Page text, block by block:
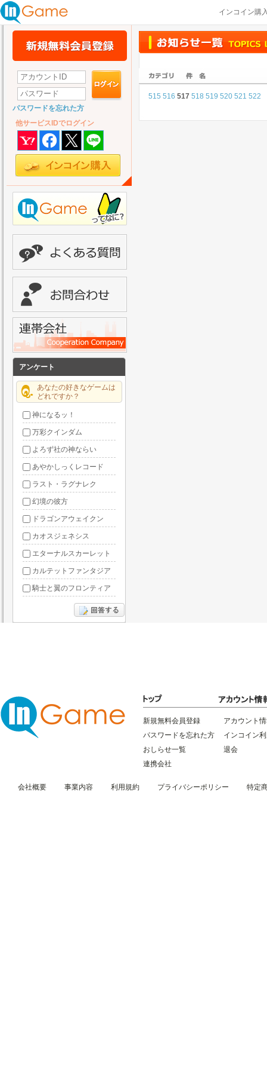
インコイン購
パスワードを忘れた方
他サービスIDでログイン
アンケート
あなたの好きなゲームは
どれですか？
神になるッ！
万彩クインダム
よろず社の神ならい
あやかしっくレコード
ラスト・ラグナレク
幻境の彼方
ドラゴンアウェイクン
カオスジェネシス
エターナルスカーレット
カルテットファンタジア
騎士と翼のフロンティア
ドラグーン・ナイツ
ぶっ飛び三国
515 516 517 518 519 520 521 522
新規無料会員登録
パスワードを忘れた方
おしらせ一覧
連携会社
アカウント
インコイン
退会
会社概要 事業内容 利用規約 プライバシーポリシー 特定